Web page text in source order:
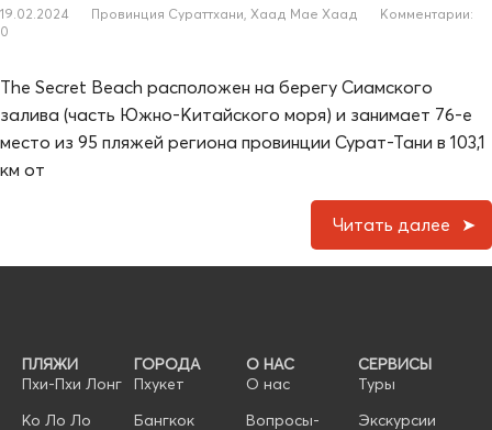
19.02.2024 Провинция Сураттхани, Хаад Мае Хаад
Комментарии:
0
The Secret Beach расположен на берегу Сиамского
залива (часть Южно-Китайского моря) и занимает 76-е
место из 95 пляжей региона провинции Сурат-Тани в 103,1
км от
Читать далее
ПЛЯЖИ
Пхи-Пхи Лонг
Ко Ло Ло
ГОРОДА
Пхукет
Бангкок
О НАС
О нас
Вопросы-
СЕРВИСЫ
Туры
Экскурсии